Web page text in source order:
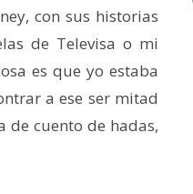
con sus historias
de Televisa o mi
es que yo estaba
a ese ser mitad
de cuento de hadas,